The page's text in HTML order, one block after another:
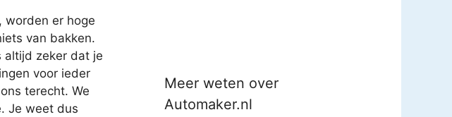
worden er hoge
van bakken.
altijd zeker dat je
voor ieder
terecht. We
Je weet dus
Meer weten over
Automaker.nl